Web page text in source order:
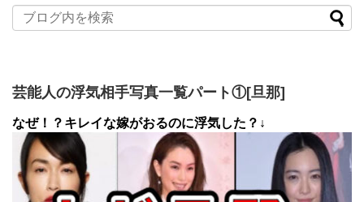
芸能人の浮気相手写真一覧パート①[旦那]
なぜ！？キレイな嫁がおるのに浮気した？↓